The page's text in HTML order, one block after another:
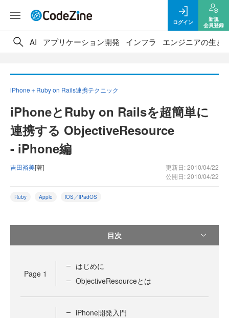
ログイン
新規
会員登録
AI アプリケーション開発 インフラ エンジニアの生き
iPhone＋Ruby on Rails連携テクニック
iPhoneとRuby on Railsを超簡単に
連携する ObjectiveResource
- iPhone編
吉田裕美[著]
更新日: 2010/04/22
公開日: 2010/04/22
Ruby Apple iOS／iPadOS
目次
Page 1
はじめに
ObjectiveResourceとは
iPhone開発入門